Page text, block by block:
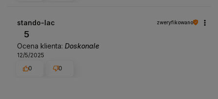
stando-lac zweryfikowano
5
Ocena klienta: Doskonale
12/5/2025
0
0